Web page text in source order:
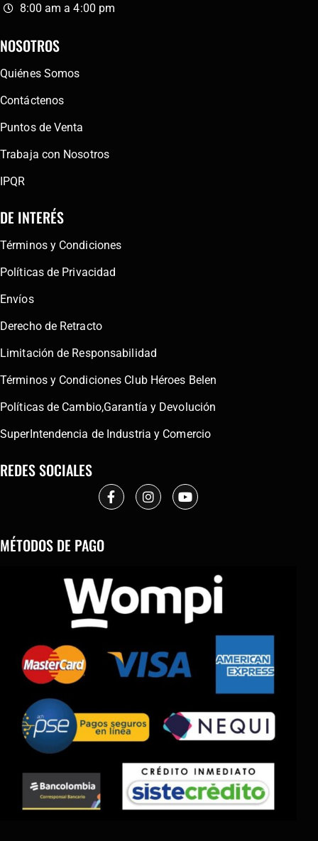
8:00 am a 4:00 pm
NOSOTROS
Quiénes Somos
Contáctenos
Puntos de Venta
Trabaja con Nosotros
IPQR
DE INTERÉS
Términos y Condiciones
Políticas de Privacidad
Envíos
Derecho de Retracto
Limitación de Responsabilidad
Términos y Condiciones Club Héroes Belen
Políticas de Cambio,Garantía y Devolución
SuperIntendencia de Industria y Comercio
REDES SOCIALES
MÉTODOS DE PAGO